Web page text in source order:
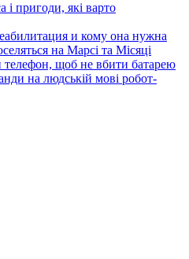
і пригоди, які варто
и кому она нужна
на Марсі та Місяці
щоб не вбити батарею
на людській мові робот-